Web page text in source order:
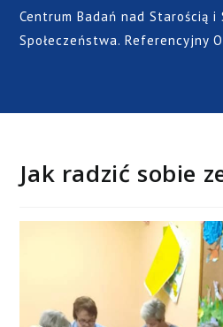
Centrum Badań nad Starością i
Społeczeństwa. Referencyjny
Jak radzić sobie